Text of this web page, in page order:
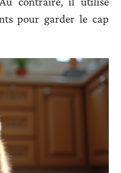
pour garder le cap